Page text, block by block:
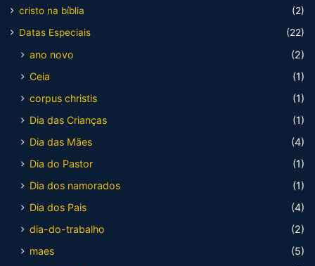
cristo na bíblia
(2)
Datas Especiais
(22)
ano novo
(2)
Ceia
(1)
corpus christis
(1)
Dia das Crianças
(1)
Dia das Mães
(4)
Dia do Pastor
(1)
Dia dos namorados
(1)
Dia dos Pais
(4)
dia-do-trabalho
(2)
maes
(5)